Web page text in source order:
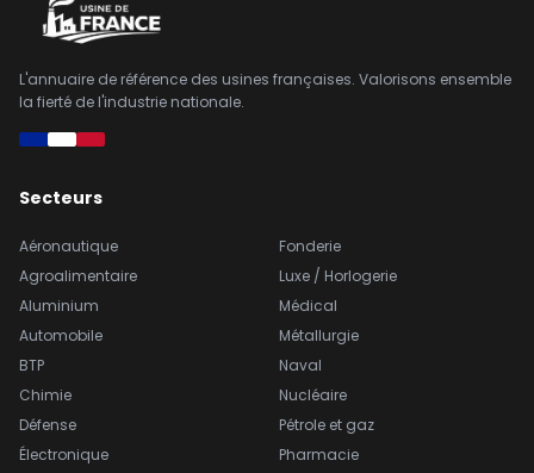
L'annuaire de référence des usines françaises. Valorisons ensemble
la fierté de l'industrie nationale.
Secteurs
Aéronautique
Agroalimentaire
Aluminium
Automobile
BTP
Chimie
Défense
Électronique
Fonderie
Luxe / Horlogerie
Médical
Métallurgie
Naval
Nucléaire
Pétrole et gaz
Pharmacie